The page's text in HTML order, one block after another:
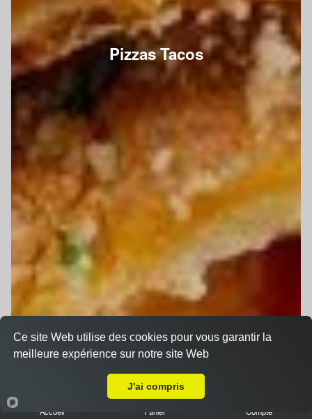
Pizzas Tacos
Accueil Panier Compte
Ce site Web utilise des cookies pour vous garantir la
meilleure expérience sur notre site Web
J'ai compris